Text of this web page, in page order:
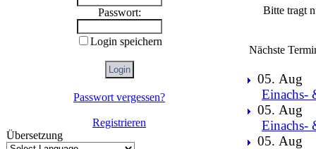
Passwort:
Login speichern
Passwort vergessen?
Registrieren
Übersetzung
Bitte tragt
Nächste
05. Aug
Einachs-
05. Aug
Einachs-
05. Aug